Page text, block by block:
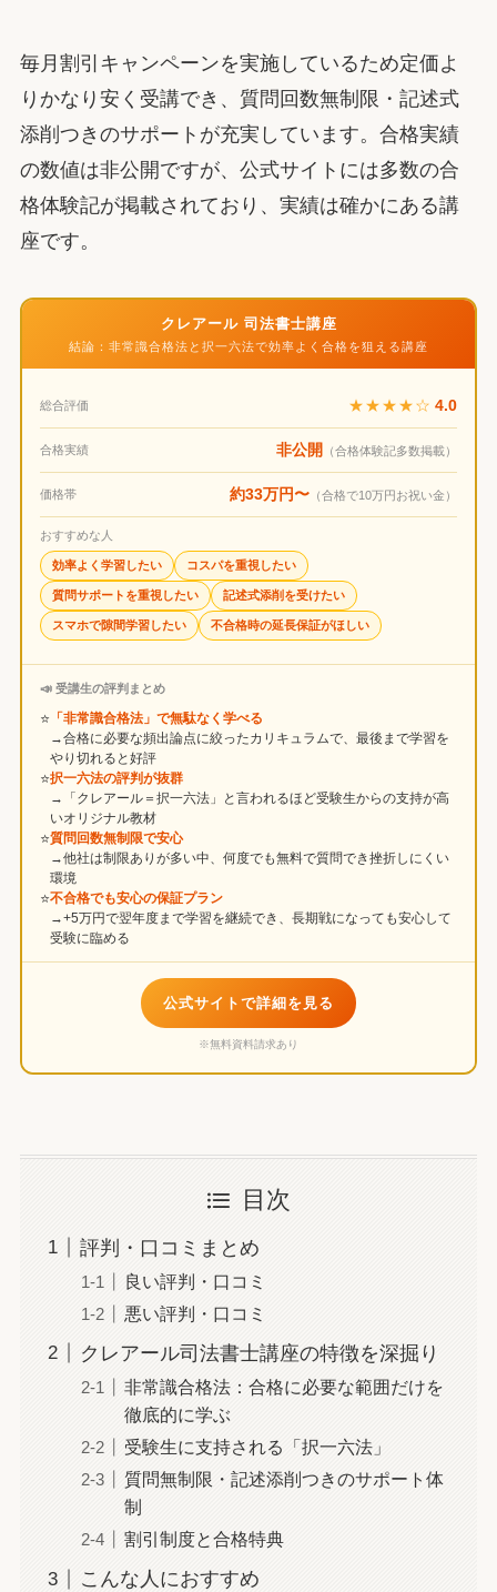
毎月割引キャンペーンを実施しているため定価よ
りかなり安く受講でき、質問回数無制限・記述式
添削つきのサポートが充実しています。合格実績
の数値は非公開ですが、公式サイトには多数の合
格体験記が掲載されており、実績は確かにある講
座です。
クレアール 司法書士講座
結論：非常識合格法と択一六法で効率よく合格を狙える講座
総合評価 ★★★★☆ 4.0
合格実績 非公開 （合格体験記多数掲載）
価格帯 約33万円〜 （合格で10万円お祝い金）
おすすめな人
効率よく学習したい コスパを重視したい
質問サポートを重視したい 記述式添削を受けたい
スマホで隙間学習したい 不合格時の延長保証がほしい
📣 受講生の評判まとめ
⭐ 「非常識合格法」で無駄なく学べる
→合格に必要な頻出論点に絞ったカリキュラムで、最後まで学習を
やり切れると好評
⭐択一六法の評判が抜群
→「クレアール＝択一六法」と言われるほど受験生からの支持が高
いオリジナル教材
⭐質問回数無制限で安心
→他社は制限ありが多い中、何度でも無料で質問でき挫折しにくい
環境
⭐不合格でも安心の保証プラン
→+5万円で翌年度まで学習を継続でき、長期戦になっても安心して
受験に臨める
公式サイトで詳細を見る
※無料資料請求あり
目次
評判・口コミまとめ
良い評判・口コミ
悪い評判・口コミ
クレアール司法書士講座の特徴を深掘り
非常識合格法：合格に必要な範囲だけを
徹底的に学ぶ
受験生に支持される「択一六法」
質問無制限・記述添削つきのサポート体
制
割引制度と合格特典
こんな人におすすめ